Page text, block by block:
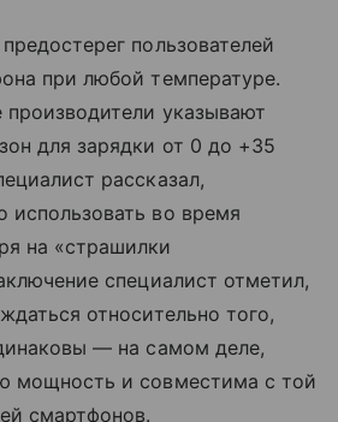
пользователей
при любой температуре.
указывают
для зарядки от 0 до +35
рассказал,
использовать во время
на «страшилки
специалист отметил,
относительно того,
— на самом деле,
мощность и совместима с той
смартфонов.